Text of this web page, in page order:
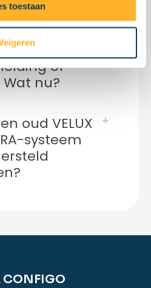
toestaan
een
of
nu?
oud VELUX
systeem
CONFIGO